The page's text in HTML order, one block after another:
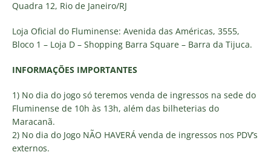
Quadra 12, Rio de Janeiro/RJ
Loja Oficial do Fluminense: Avenida das Américas, 3555,
Bloco 1 – Loja D – Shopping Barra Square – Barra da Tijuca.
INFORMAÇÕES IMPORTANTES
1) No dia do jogo só teremos venda de ingressos na sede do
Fluminense de 10h às 13h, além das bilheterias do
Maracanã.
2) No dia do Jogo NÃO HAVERÁ venda de ingressos nos PDV’s
externos.